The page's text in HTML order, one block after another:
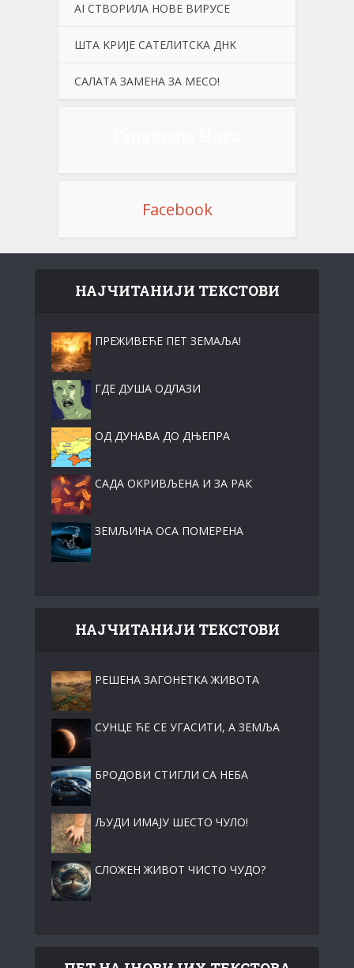
АI СТВОРИЛА НОВЕ ВИРУСЕ
ШТА KРИЈЕ САТЕЛИТСKА ДНK
САЛАТА ЗАМЕНА ЗА МЕСО!
Facebook
НАЈЧИТАНИЈИ ТЕКСТОВИ
ПРЕЖИВЕЋЕ ПЕТ ЗЕМАЉА!
ГДЕ ДУША ОДЛАЗИ
ОД ДУНАВА ДО ДЊЕПРА
САДА ОКРИВЉЕНА И ЗА РАК
ЗЕМЉИНА ОСА ПОМЕРЕНА
НАЈЧИТАНИЈИ ТЕКСТОВИ
РЕШЕНА ЗАГОНЕТКА ЖИВОТА
СУНЦЕ ЋЕ СЕ УГАСИТИ, А ЗЕМЉА
БРОДОВИ СТИГЛИ СА НЕБА
ЉУДИ ИМАЈУ ШЕСТО ЧУЛО!
СЛОЖЕН ЖИВОТ ЧИСТО ЧУДО?